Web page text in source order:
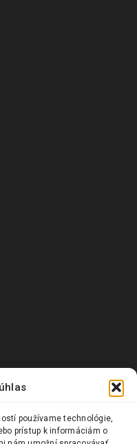
používame technológie,
prístup k informáciám o